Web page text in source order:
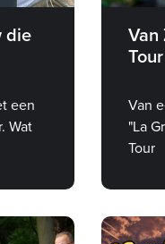
die
een
Wat
Van
Van
"La
Tour